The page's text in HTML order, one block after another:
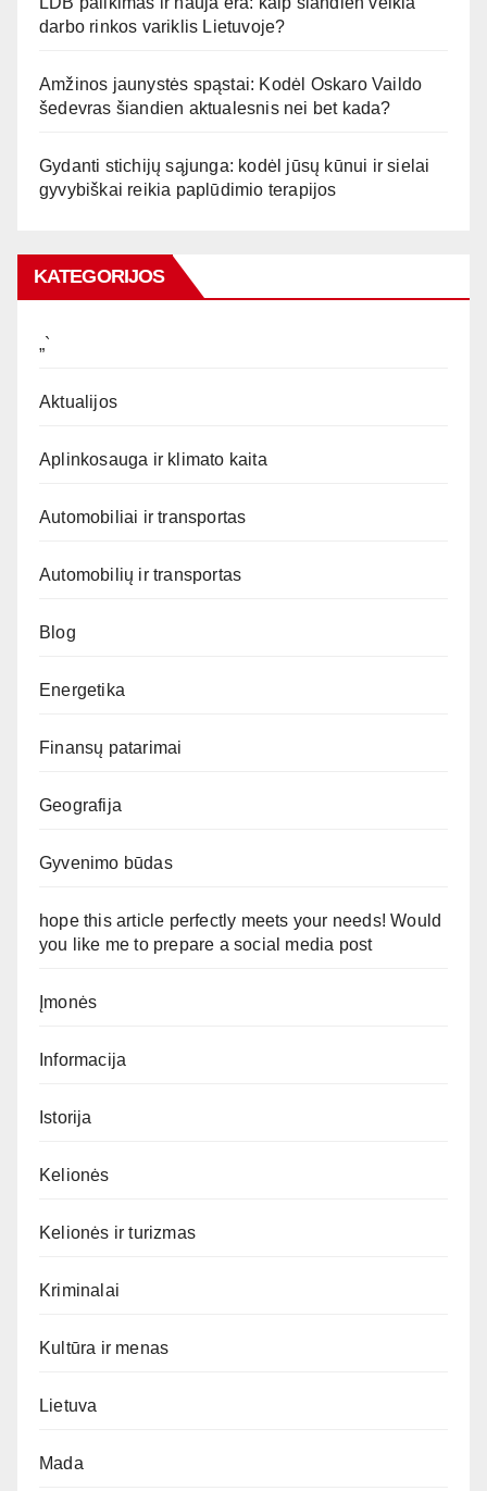
darbo rinkos variklis Lietuvoje?
Amžinos jaunystės spąstai: Kodėl Oskaro Vaildo
šedevras šiandien aktualesnis nei bet kada?
Gydanti stichijų sąjunga: kodėl jūsų kūnui ir sielai
gyvybiškai reikia paplūdimio terapijos
KATEGORIJOS
„`
Aktualijos
Aplinkosauga ir klimato kaita
Automobiliai ir transportas
Automobilių ir transportas
Blog
Energetika
Finansų patarimai
Geografija
Gyvenimo būdas
hope this article perfectly meets your needs! Would
you like me to prepare a social media post
Įmonės
Informacija
Istorija
Kelionės
Kelionės ir turizmas
Kriminalai
Kultūra ir menas
Lietuva
Mada